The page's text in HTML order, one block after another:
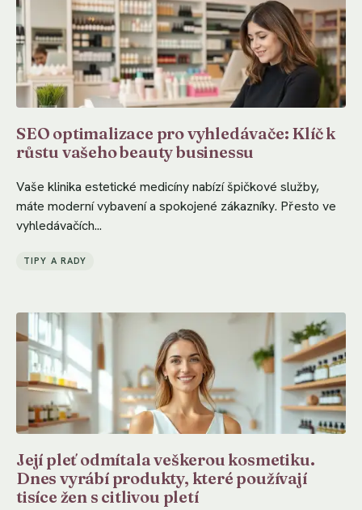
SEO optimalizace pro vyhledávače: Klíč k
růstu vašeho beauty businessu
Vaše klinika estetické medicíny nabízí špičkové služby,
máte moderní vybavení a spokojené zákazníky. Přesto ve
vyhledávačích...
TIPY A RADY
Její pleť odmítala veškerou kosmetiku.
Dnes vyrábí produkty, které používají
tisíce žen s citlivou pletí